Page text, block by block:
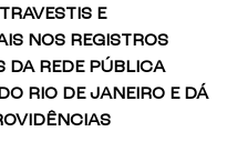
E
NOS REGISTROS
DA REDE PÚBLICA
RIO DE JANEIRO E DÁ